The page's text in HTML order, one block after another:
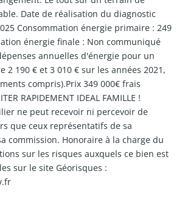
Date de réalisation du diagnostic
Consommation énergie primaire : 249
énergie finale : Non communiqué
annuelles d'énergie pour un
2 190 € et 3 010 € sur les années 2021,
compris).Prix 349 000€ frais
RAPIDEMENT IDEAL FAMILLE !
ne peut recevoir ni percevoir de
que ceux représentatifs de sa
commission. Honoraire à la charge du
sur les risques auxquels ce bien est
sur le site Géorisques :